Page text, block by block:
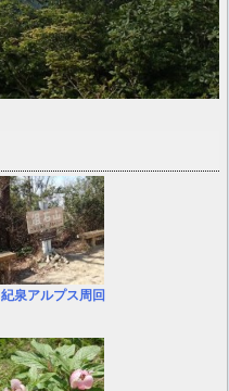
紀泉アルプス周回